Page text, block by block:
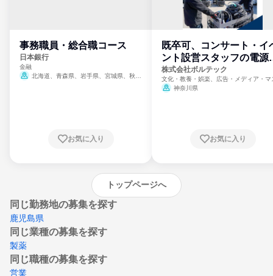
事務職員・総合職コース
日本銀行
金融
北海道、青森県、岩手県、宮城県、秋田
崎県、熊本県、大分県、宮崎県、鹿児島県、
お気に入り
既卒可、コンサート・イ
ント設営スタッフの電源
門
株式会社ボルテック
文化・教養・娯楽、広告・メディア・マ
ミ、電力・ガス・水道・エネルギー
神奈川県
お気に入り
トップページへ
同じ勤務地の募集を探す
鹿児島県
同じ業種の募集を探す
製薬
同じ職種の募集を探す
営業